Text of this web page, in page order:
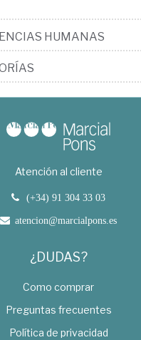
HUMANAS
Atención al cliente
(+34) 91 304 33 03
atencion@marcialpons.es
¿DUDAS?
Como comprar
Preguntas frecuentes
Política de privacidad